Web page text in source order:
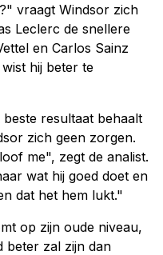
vraagt Windsor zich
Leclerc de snellere
en Carlos Sainz
hij beter te
resultaat behaalt
zich geen zorgen.
me", zegt de analist.
wat hij goed doet en
dat het hem lukt."
op zijn oude niveau,
beter zal zijn dan